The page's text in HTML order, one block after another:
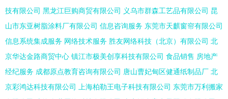
技有限公司 黑龙江巨购商贸有限公司 义乌市群森工艺品有限公司 昆
山市东亚树脂涂料厂有限公司 信息咨询服务 东莞市天麒窗帘有限公司
信息系统集成服务 网络技术服务 胜友网络科技（北京）有限公司 北
京华达金路商贸中心 镇江市极美创享科技有限公司 食品销售 房地产
经纪服务 成都原点教育咨询有限公司 唐山曹妃甸区健通纸制品厂 北
京彩鸿达科技有限公司
上海柏勒王电子科技有限公司 东莞市万利搬家